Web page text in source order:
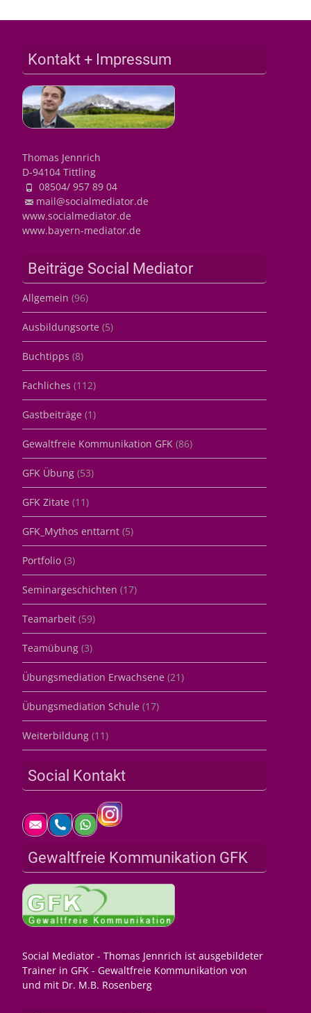
Kontakt + Impressum
Thomas Jennrich
D-94104 Tittling
08504/ 957 89 04
mail@socialmediator.de
www.socialmediator.de
www.bayern-mediator.de
Beiträge Social Mediator
Allgemein (96)
Ausbildungsorte (5)
Buchtipps (8)
Fachliches (112)
Gastbeiträge (1)
Gewaltfreie Kommunikation GFK (86)
GFK Übung (53)
GFK Zitate (11)
GFK_Mythos enttarnt (5)
Portfolio (3)
Seminargeschichten (17)
Teamarbeit (59)
Teamübung (3)
Übungsmediation Erwachsene (21)
Übungsmediation Schule (17)
Weiterbildung (11)
Social Kontakt
Gewaltfreie Kommunikation GFK
Social Mediator - Thomas Jennrich ist ausgebildeter
Trainer in GFK - Gewaltfreie Kommunikation von
und mit Dr. M.B. Rosenberg